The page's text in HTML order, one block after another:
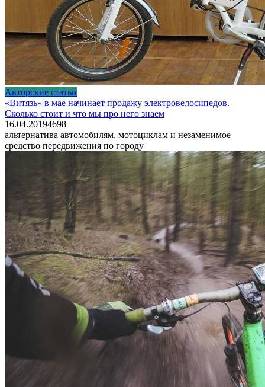
Авторские статьи
«Витязь» в мае начинает продажу электровелосипедов.
Сколько стоит и что мы про него знаем
16.04.20194698
альтернатива автомобилям, мотоциклам и незаменимое
средство передвижения по городу